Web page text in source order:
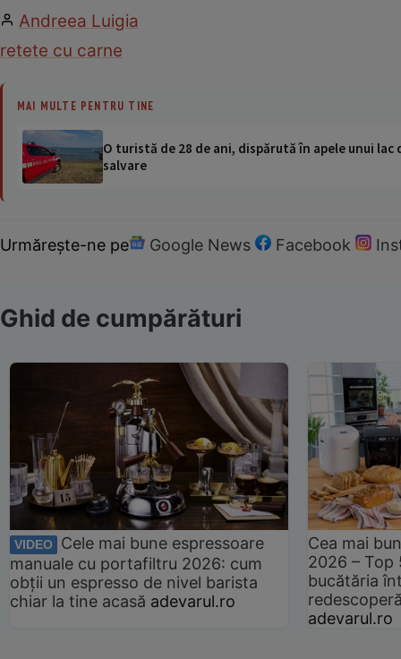
Andreea Luigia
retete cu carne
MAI MULTE PENTRU TINE
O turistă de 28 de ani, dispărută în apele unui
salvare
Urmărește-ne pe Google News Facebook
Ghid de cumpărături
VIDEO
Cele mai bune espressoare
manuale cu portafiltru 2026: cum
obții un espresso de nivel barista
chiar la tine acasă adevarul.ro
Cea mai
2026 –
bucătăria
adevarul.ro